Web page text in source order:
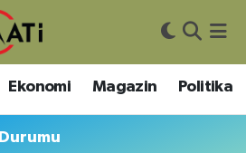
Ekonomi Magazin Politika